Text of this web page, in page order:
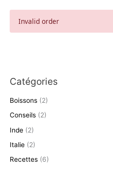
Invalid order
Catégories
Boissons (2)
Conseils (2)
Inde (2)
Italie (2)
Recettes (6)